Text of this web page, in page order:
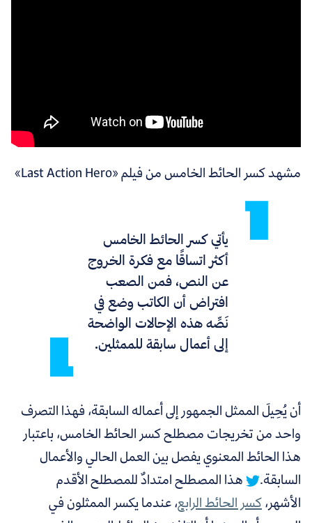
مشهد كسر الحائط الخامس من فيلم «Last Action Hero»
يأتي كسر الحائط الخامس
أكثر اتساقًا مع فكرة الخروج
عن النص، فمن الصعب
افتراض أن الكاتب وضع في
نَصِّه هذه الإحالات الواضحة
إلى أعمال سابقة للممثلين.
أن يُحِيلَ الممثل الجمهور إلى أعماله السابقة، فهذا التصرف
واحد من تخريجات مصطلح كسر الحائط الخامس، باعتبار
هذا الحائط المعنوي يفصل بين العمل الحالي والأعمال
السابقة.
هذا المصطلح امتدادٌ للمصطلح الأقدم
الأشهر،كسر الحائط الرابع، عندما يكسر الممثلون في